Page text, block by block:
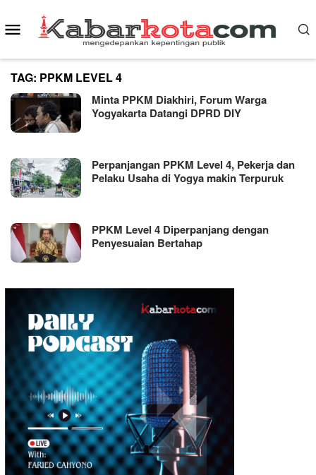
to
Mobile
TAG: PPKM LEVEL 4
Minta PPKM Diakhiri, Forum Warga
Yogyakarta Datangi DPRD DIY
Perpanjangan PPKM Level 4, Pekerja dan
Pelaku Usaha di Yogya makin Terpuruk
PPKM Level 4 Diperpanjang dengan
Penyesuaian Bertahap